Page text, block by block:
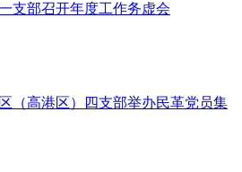
支部召开年度工作务虚会
（高港区）四支部举办民革党员集